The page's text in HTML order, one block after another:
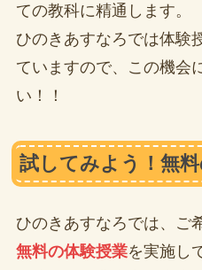
ての教科に精通します。
ひのきあすなろでは体験
ていますので、この機会
い！！
試してみよう！無料
ひのきあすなろでは、ご
無料の体験授業を実施し